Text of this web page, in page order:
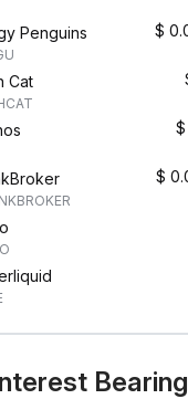
Penguins $
Cat
$
$
Bearing